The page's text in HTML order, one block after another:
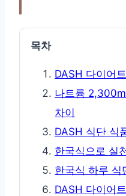
목차
DASH 다이어
나트륨
차이
DASH 식단 식
한국식으로 실
한국식 하루 식
DASH 다이어